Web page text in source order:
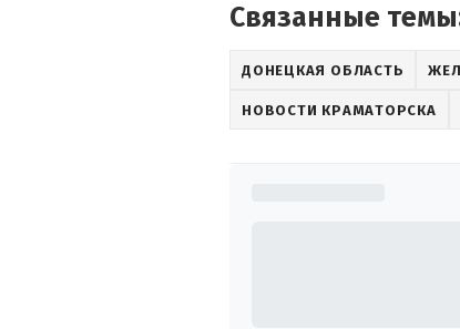
Связанные
ДОНЕЦКАЯ ОБЛАСТЬ
НОВОСТИ КРАМАТОРСКА